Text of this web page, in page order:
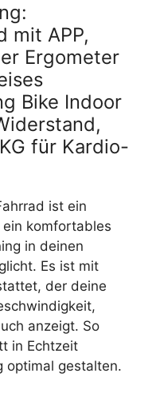
mit APP,
Ergometer
Bike Indoor
für Kardio-
ist ein
komfortables
in deinen
Es ist mit
der deine
anzeigt. So
in Echtzeit
optimal gestalten.